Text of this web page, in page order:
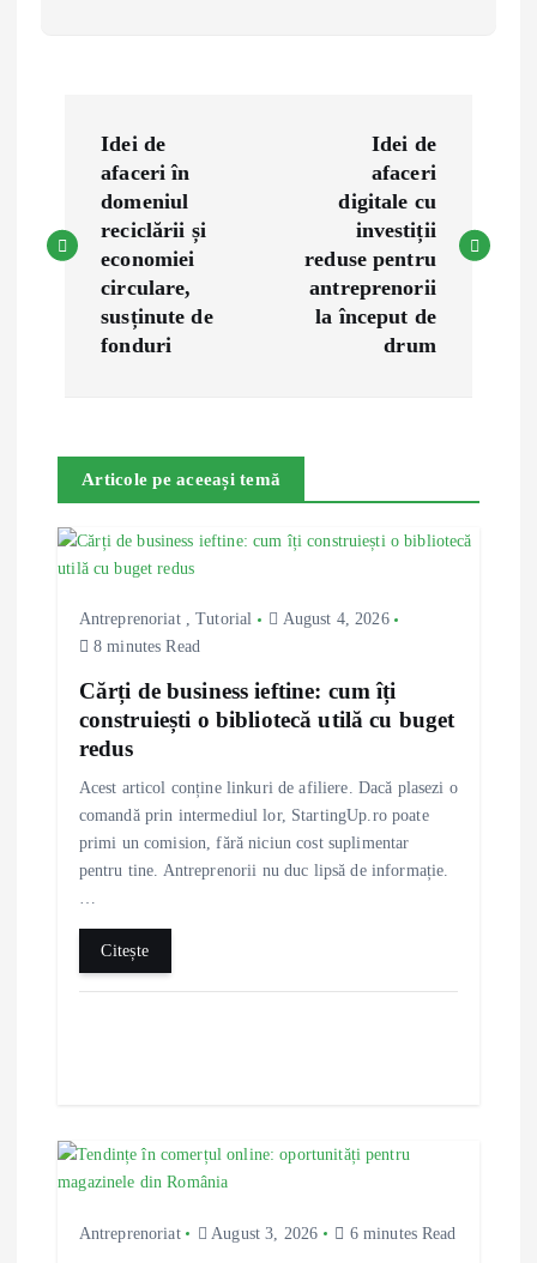
s
v
g
Idei de
afaceri în
domeniul
reciclării și
economiei
circulare,
susținute de
fonduri
Idei de
afaceri
digitale cu
investiții
reduse pentru
antreprenorii
la început de
drum
Articole pe aceeași temă
Antreprenoriat,Tutorial
August 4, 2026
8 minutes Read
Cărți de business ieftine: cum îți
construiești o bibliotecă utilă cu buget
redus
Acest articol conține linkuri de afiliere. Dacă plasezi o
comandă prin intermediul lor, StartingUp.ro poate
primi un comision, fără niciun cost suplimentar
pentru tine. Antreprenorii nu duc lipsă de informație.
…
Citește
Antreprenoriat August 3, 2026 6 minutes Read